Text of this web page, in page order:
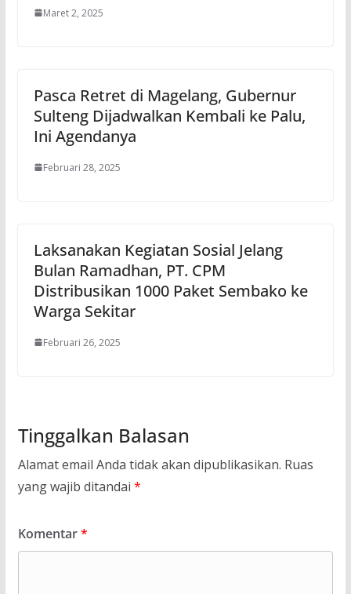
Maret 2, 2025
Pasca Retret di Magelang, Gubernur
Sulteng Dijadwalkan Kembali ke Palu,
Ini Agendanya
Februari 28, 2025
Laksanakan Kegiatan Sosial Jelang
Bulan Ramadhan, PT. CPM
Distribusikan 1000 Paket Sembako ke
Warga Sekitar
Februari 26, 2025
Tinggalkan Balasan
Alamat email Anda tidak akan dipublikasikan. Ruas
yang wajib ditandai *
Komentar*